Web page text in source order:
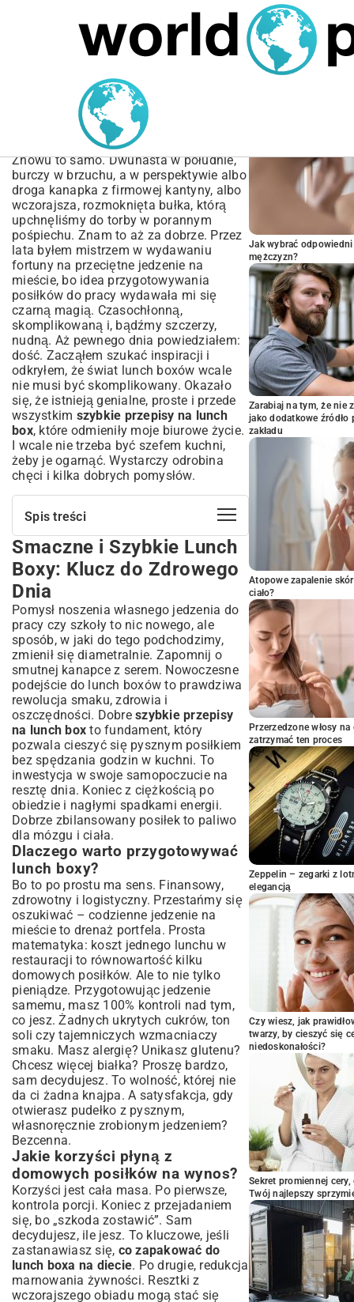
MARIUSZ ŁAMAGA 04.10.2025
Szybkie Przepisy na Lunch
Box | Twoje Zdrowe
Posiłki do Pracy
Znowu to samo. Dwunasta w południe,
burczy w brzuchu, a w perspektywie albo
droga kanapka z firmowej kantyny, albo
wczorajsza, rozmoknięta bułka, którą
upchnęliśmy do torby w porannym
pośpiechu. Znam to aż za dobrze. Przez
lata byłem mistrzem w wydawaniu
fortuny na przeciętne jedzenie na
mieście, bo idea przygotowywania
posiłków do pracy wydawała mi się
czarną magią. Czasochłonną,
skomplikowaną i, bądźmy szczerzy,
nudną. Aż pewnego dnia powiedziałem:
dość. Zacząłem szukać inspiracji i
odkryłem, że świat lunch boxów wcale
nie musi być skomplikowany. Okazało
się, że istnieją genialne, proste i przede
wszystkim szybkie przepisy na lunch
box, które odmieniły moje biurowe życie.
I wcale nie trzeba być szefem kuchni,
żeby je ogarnąć. Wystarczy odrobina
chęci i kilka dobrych pomysłów.
Spis treści
Smaczne i Szybkie Lunch Boxy: Klucz
do Zdrowego Dnia
Dlaczego warto przygotowywać lunch
boxy?
Jakie korzyści płyną z domowych posiłków
na wynos?
Ekspresowe Przepisy na Lunch Box:
Oszczędność Czasu i Energii
Podstawowe zasady szybkiego
przygotowywania posiłków
Składniki, które zawsze warto mieć pod
ręką
Pomysły na Szybkie i Zdrowe Sałatki do
Lunch Boxa
Sałatki z kaszą i warzywami: Pożywne i
kolorowe
Sałatki z makaronem i pesto: Klasyka w
nowej odsłonie
Sałatki warstwowe: Estetyka i smak
Kreatywne Kanapki i Wrapy: Alternatywa
dla Tradycyjnego Obiadu
Tortille z hummusem i świeżymi
warzywami
Mini kanapki z pełnoziarnistego pieczywa
Bułki mocy: Przepisy na pożywne nadzienia
Ciepłe Dania na Wynos: Rozgrzewające
Opcje do Lunch Boxa
Resztki z obiadu w nowej roli: Smart
cooking
Zupy kremy i gęste sosy: Idealne do
termosu
Dania jednogarnkowe: Minimalny wysiłek,
maksymalny smak
Słodkości i Przekąski: Zdrowe
Uzupełnienie Lunch Boxa
Owoce i warzywa pokrojone: Szybka
dawka witamin
Domowe batony zbożowe i kulki mocy
Jogurt z granolą i bakaliami
Planowanie i Przygotowywanie Posiłków
(Meal Prep)
Jak efektywnie planować tygodniowe
menu?
Porady dla początkujących w meal prep
Niezbędne akcesoria do lunch boxów
Podsumowanie: Twój Idealny Lunch Box
Smaczne i Szybkie Lunch
Boxy: Klucz do Zdrowego
Dnia
Pomysł noszenia własnego jedzenia do
pracy czy szkoły to nic nowego, ale
sposób, w jaki do tego podchodzimy,
zmienił się diametralnie. Zapomnij o
smutnej kanapce z serem. Nowoczesne
podejście do lunch boxów to prawdziwa
rewolucja smaku, zdrowia i
oszczędności. Dobre szybkie przepisy
na lunch box to fundament, który
pozwala cieszyć się pysznym posiłkiem
bez spędzania godzin w kuchni. To
inwestycja w swoje samopoczucie na
resztę dnia. Koniec z ciężkością po
obiedzie i nagłymi spadkami energii.
Dobrze zbilansowany posiłek to paliwo
dla mózgu i ciała.
Dlaczego warto przygotowywać
lunch boxy?
Bo to po prostu ma sens. Finansowy,
zdrowotny i logistyczny. Przestańmy się
oszukiwać – codzienne jedzenie na
mieście to drenaż portfela. Prosta
matematyka: koszt jednego lunchu w
restauracji to równowartość kilku
domowych posiłków. Ale to nie tylko
pieniądze. Przygotowując jedzenie
samemu, masz 100% kontroli nad tym,
co jesz. Żadnych ukrytych cukrów, ton
soli czy tajemniczych wzmacniaczy
smaku. Masz alergię? Unikasz glutenu?
Chcesz więcej białka? Proszę bardzo,
sam decydujesz. To wolność, której nie
da ci żadna knajpa. A satysfakcja, gdy
otwierasz pudełko z pysznym,
własnoręcznie zrobionym jedzeniem?
Bezcenna.
Jakie korzyści płyną z
domowych posiłków na wynos?
Korzyści jest cała masa. Po pierwsze,
kontrola porcji. Koniec z przejadaniem
się, bo „szkoda zostawić”. Sam
decydujesz, ile jesz. To kluczowe, jeśli
zastanawiasz się, co zapakować do
lunch boxa na diecie. Po drugie, redukcja
marnowania żywności. Resztki z
wczorajszego obiadu mogą stać się
Jak wybrać
mężczyzn?
Zarabiaj na tym, że nie
jako dodatkowe
zakładu
Atopowe zapalenie
ciało?
Przerzedzone włosy
zatrzymać ten proces
Zeppelin – zegarki z
elegancją
Czy wiesz, jak
twarzy, by cieszyć się
niedoskonałości?
Sekret promiennej
Twój najlepszy